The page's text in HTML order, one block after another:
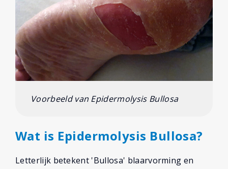
Voorbeeld van Epidermolysis Bullosa
Wat is Epidermolysis Bullosa?
Letterlijk betekent 'Bullosa' blaarvorming en